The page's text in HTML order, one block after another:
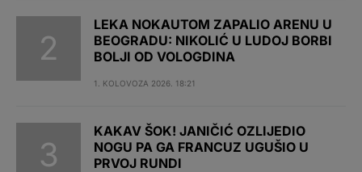
LEKA NOKAUTOM ZAPALIO ARENU U
BEOGRADU: NIKOLIĆ U LUDOJ BORBI
BOLJI OD VOLOGDINA
1. KOLOVOZA 2026. 18:21
KAKAV ŠOK! JANIČIĆ OZLIJEDIO
NOGU PA GA FRANCUZ UGUŠIO U
PRVOJ RUNDI